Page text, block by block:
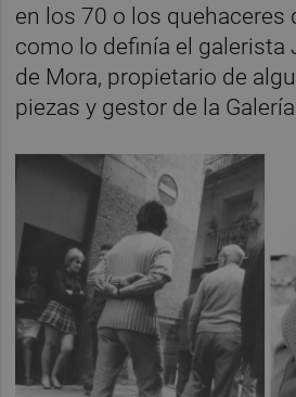
en los 70 o los quehaceres
como lo definía el galerista
de Mora, propietario de
piezas y gestor de la